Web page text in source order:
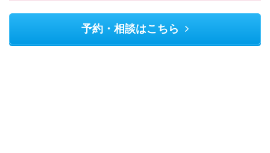
予約・相談はこちら